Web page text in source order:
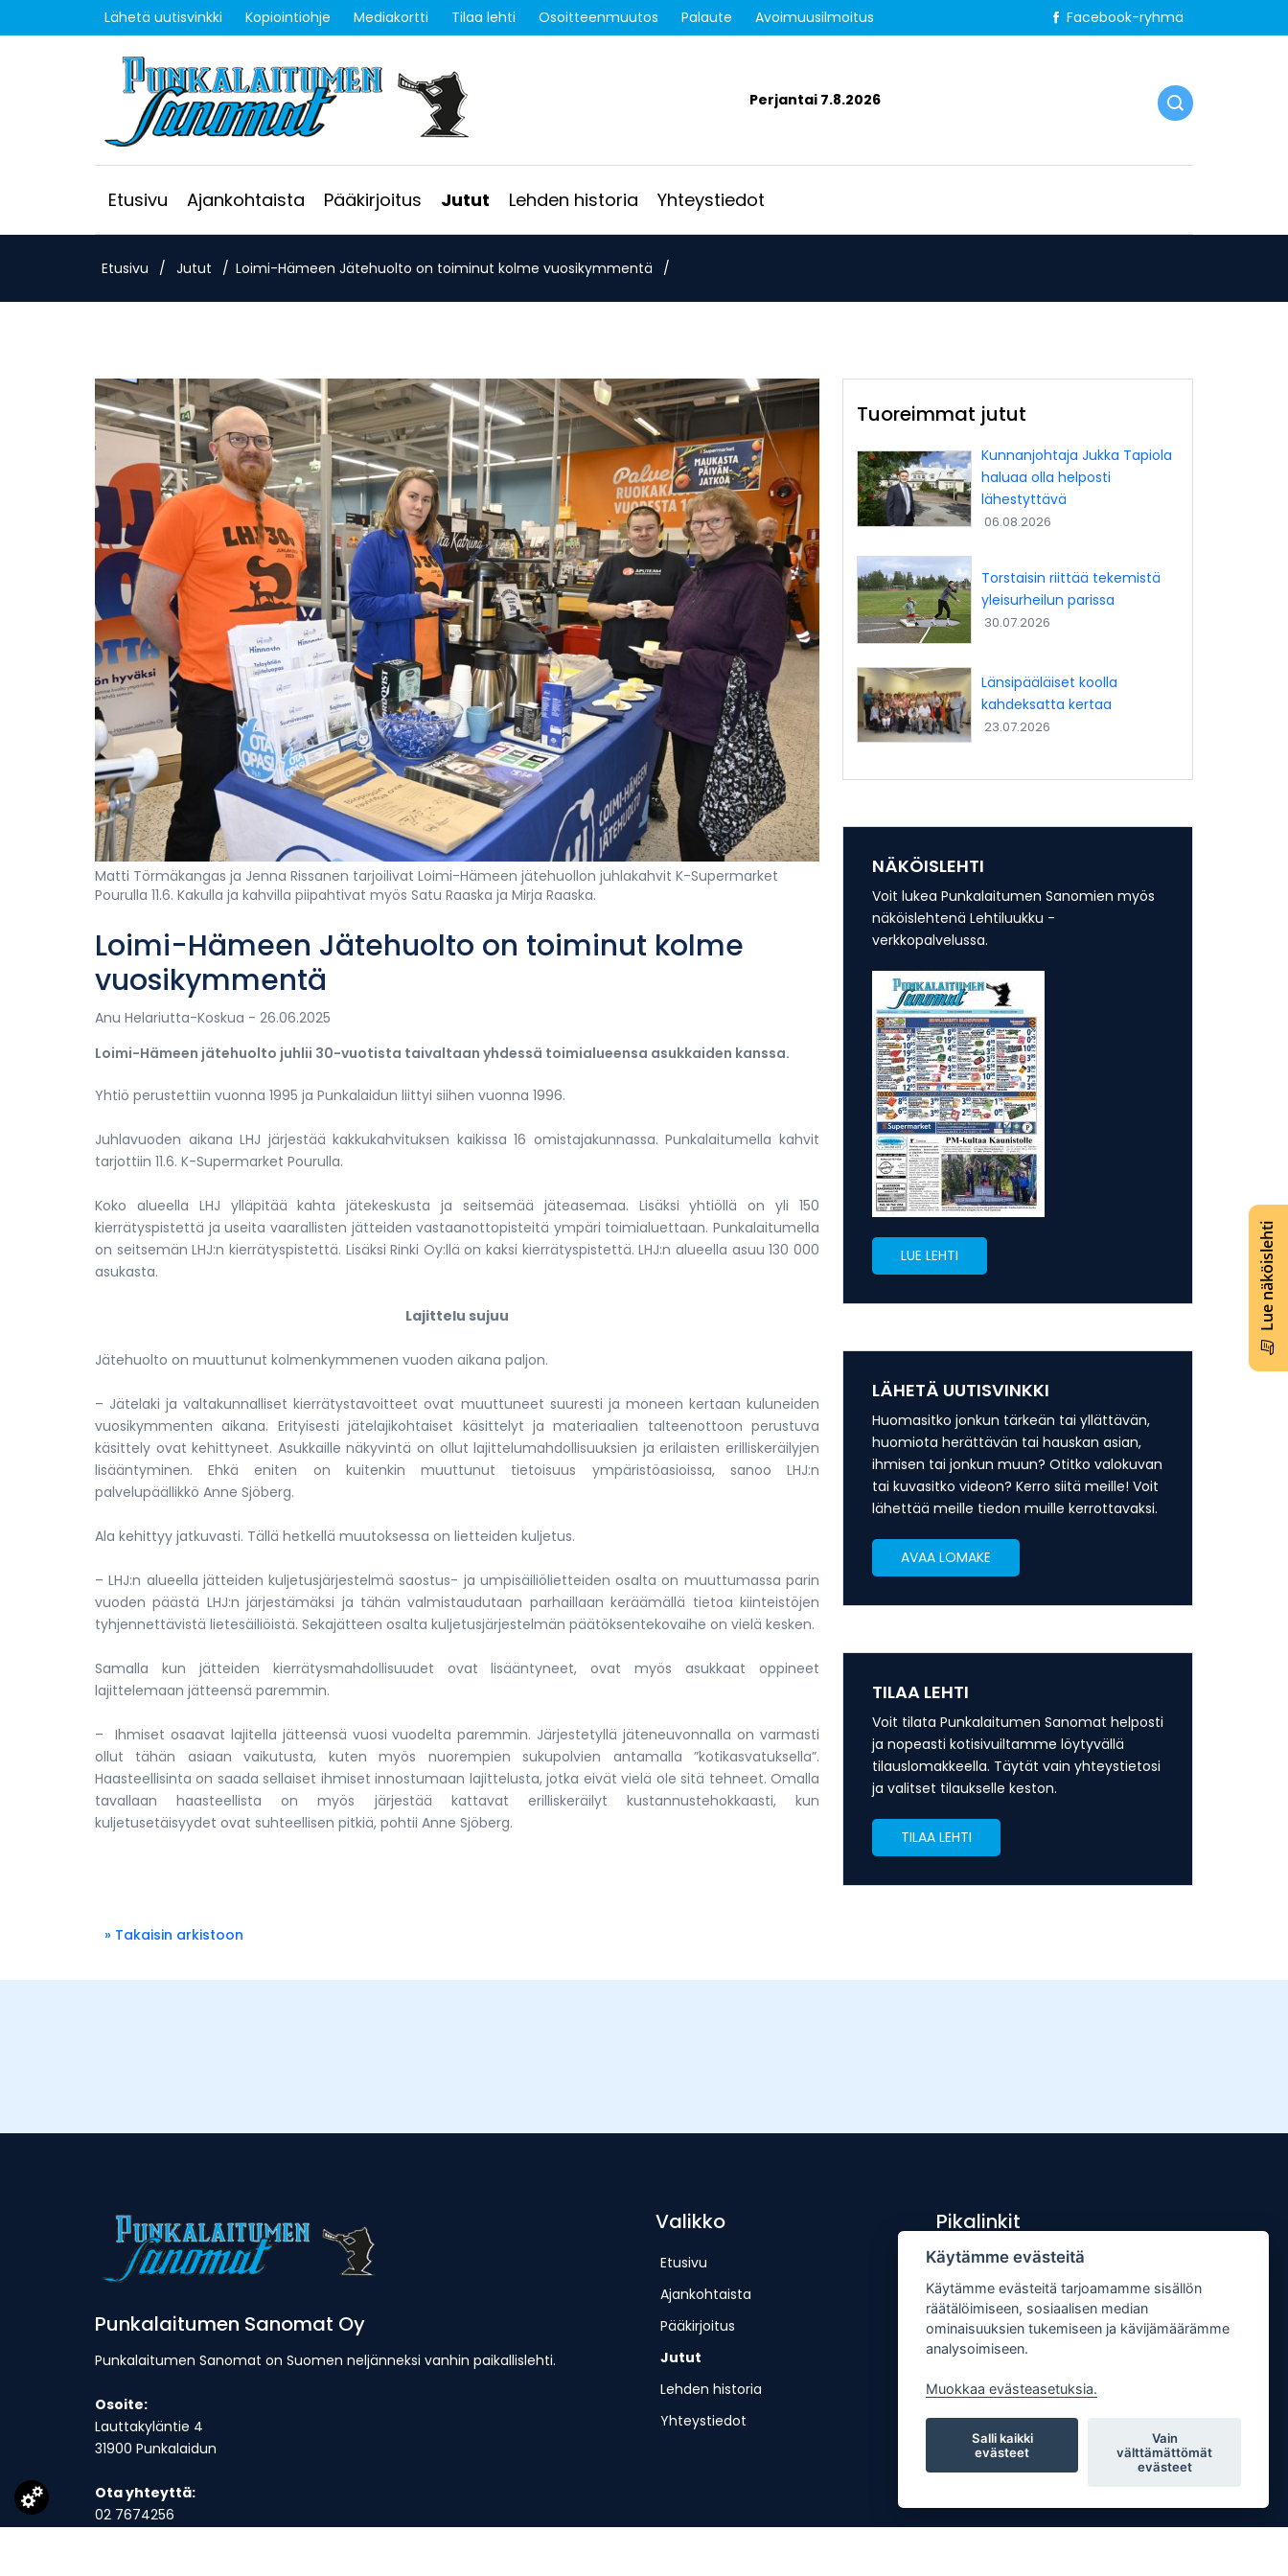
Lue näköislehti
Lähetä uutisvinkki Kopiointiohje Mediakortti Tilaa lehti Osoitteenmuutos Palaute Avoimuusilmoitus Facebook-ryhmä
Perjantai 7.8.2026
Etusivu Ajankohtaista Pääkirjoitus Jutut Lehden historia Yhteystiedot
Etusivu / Jutut / Loimi-Hämeen Jätehuolto on toiminut kolme vuosikymmentä /
Matti Törmäkangas ja Jenna Rissanen tarjoilivat Loimi-Hämeen jätehuollon juhlakahvit K-Supermarket
Pourulla 11.6. Kakulla ja kahvilla piipahtivat myös Satu Raaska ja Mirja Raaska.
Loimi-Hämeen Jätehuolto on toiminut kolme
vuosikymmentä
Anu Helariutta-Koskua - 26.06.2025
Loimi-Hämeen jätehuolto juhlii 30-vuotista taivaltaan yhdessä toimialueensa asukkaiden kanssa.
Yhtiö perustettiin vuonna 1995 ja Punkalaidun liittyi siihen vuonna 1996.
Juhlavuoden aikana LHJ järjestää kakkukahvituksen kaikissa 16 omistajakunnassa. Punkalaitumella kahvit
tarjottiin 11.6. K-Supermarket Pourulla.
Koko alueella LHJ ylläpitää kahta jätekeskusta ja seitsemää jäteasemaa. Lisäksi yhtiöllä on yli 150
kierrätyspistettä ja useita vaarallisten jätteiden vastaanottopisteitä ympäri toimialuettaan. Punkalaitumella
on seitsemän LHJ:n kierrätyspistettä. Lisäksi Rinki Oy:llä on kaksi kierrätyspistettä. LHJ:n alueella asuu 130 000
asukasta.
Lajittelu sujuu
Jätehuolto on muuttunut kolmenkymmenen vuoden aikana paljon.
– Jätelaki ja valtakunnalliset kierrätystavoitteet ovat muuttuneet suuresti ja moneen kertaan kuluneiden
vuosikymmenten aikana. Erityisesti jätelajikohtaiset käsittelyt ja materiaalien talteenottoon perustuva
käsittely ovat kehittyneet. Asukkaille näkyvintä on ollut lajittelumahdollisuuksien ja erilaisten erilliskeräilyjen
lisääntyminen. Ehkä eniten on kuitenkin muuttunut tietoisuus ympäristöasioissa, sanoo LHJ:n
palvelupäällikkö Anne Sjöberg.
Ala kehittyy jatkuvasti. Tällä hetkellä muutoksessa on lietteiden kuljetus.
– LHJ:n alueella jätteiden kuljetusjärjestelmä saostus- ja umpisäiliölietteiden osalta on muuttumassa parin
vuoden päästä LHJ:n järjestämäksi ja tähän valmistaudutaan parhaillaan keräämällä tietoa kiinteistöjen
tyhjennettävistä lietesäiliöistä. Sekajätteen osalta kuljetusjärjestelmän päätöksentekovaihe on vielä kesken.
Samalla kun jätteiden kierrätysmahdollisuudet ovat lisääntyneet, ovat myös asukkaat oppineet
lajittelemaan jätteensä paremmin.
– Ihmiset osaavat lajitella jätteensä vuosi vuodelta paremmin. Järjestetyllä jäteneuvonnalla on varmasti
ollut tähän asiaan vaikutusta, kuten myös nuorempien sukupolvien antamalla ”kotikasvatuksella”.
Haasteellisinta on saada sellaiset ihmiset innostumaan lajittelusta, jotka eivät vielä ole sitä tehneet. Omalla
tavallaan haasteellista on myös järjestää kattavat erilliskeräilyt kustannustehokkaasti, kun
kuljetusetäisyydet ovat suhteellisen pitkiä, pohtii Anne Sjöberg.
» Takaisin arkistoon
Tuoreimmat jutut
Kunnanjohtaja Jukka Tapiola
haluaa olla helposti
lähestyttävä
06.08.2026
Torstaisin riittää tekemistä
yleisurheilun parissa
30.07.2026
Länsipääläiset koolla
kahdeksatta kertaa
23.07.2026
NÄKÖISLEHTI
Voit lukea Punkalaitumen Sanomien myös
näköislehtenä Lehtiluukku -
verkkopalvelussa.
LUE LEHTI
LÄHETÄ UUTISVINKKI
Huomasitko jonkun tärkeän tai yllättävän,
huomiota herättävän tai hauskan asian,
ihmisen tai jonkun muun? Otitko valokuvan
tai kuvasitko videon? Kerro siitä meille! Voit
lähettää meille tiedon muille kerrottavaksi.
AVAA LOMAKE
TILAA LEHTI
Voit tilata Punkalaitumen Sanomat helposti
ja nopeasti kotisivuiltamme löytyvällä
tilauslomakkeella. Täytät vain yhteystietosi
ja valitset tilaukselle keston.
TILAA LEHTI
Punkalaitumen Sanomat Oy
Punkalaitumen Sanomat on Suomen neljänneksi vanhin paikallislehti.
Osoite:
Lauttakyläntie 4
31900 Punkalaidun
Ota yhteyttä:
02 7674256
Valikko
Etusivu
Ajankohtaista
Pääkirjoitus
Jutut
Lehden historia
Yhteystiedot
Pikalinkit
Lähetä uutisvinkki
Kopiointiohje
Mediakortti
Tilaa lehti
Osoitteenmuutos
Palaute
Käytämme evästeitä
Käytämme evästeitä tarjoamamme sisällön
räätälöimiseen, sosiaalisen median
ominaisuuksien tukemiseen ja kävijämäärämme
analysoimiseen.
Muokkaa evästeasetuksia.
Salli kaikki
evästeet
Vain
välttämättömät
evästeet